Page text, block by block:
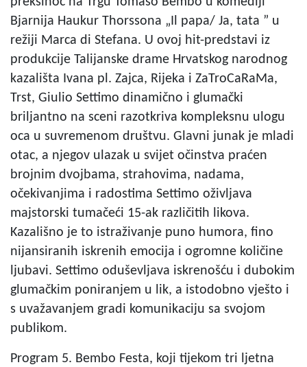
Bjarnija Haukur Thorssona „Il papa/ Ja, tata ” u
režiji Marca di Stefana. U ovoj hit-predstavi iz
produkcije Talijanske drame Hrvatskog narodnog
kazališta Ivana pl. Zajca, Rijeka i ZaTroCaRaMa,
Trst, Giulio Settimo dinamično i glumački
briljantno na sceni razotkriva kompleksnu ulogu
oca u suvremenom društvu. Glavni junak je mladi
otac, a njegov ulazak u svijet očinstva praćen
brojnim dvojbama, strahovima, nadama,
očekivanjima i radostima Settimo oživljava
majstorski tumačeći 15-ak različitih likova.
Kazališno je to istraživanje puno humora, fino
nijansiranih iskrenih emocija i ogromne količine
ljubavi. Settimo oduševljava iskrenošću i dubokim
glumačkim poniranjem u lik, a istodobno vješto i
s uvažavanjem gradi komunikaciju sa svojom
publikom.
Program 5. Bembo Festa, koji tijekom tri ljetna